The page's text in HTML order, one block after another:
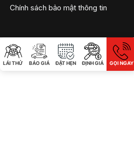
Chính sách bảo mật thông tin
LÁI THỬ BÁO GIÁ ĐẶT HẸN ĐỊNH GIÁ GỌI NGAY